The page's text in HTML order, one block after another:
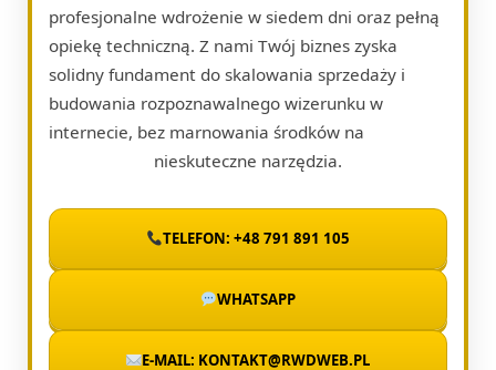
profesjonalne wdrożenie w siedem dni oraz pełną
opiekę techniczną. Z nami Twój biznes zyska
solidny fundament do skalowania sprzedaży i
budowania rozpoznawalnego wizerunku w
internecie, bez marnowania środków na
nieskuteczne narzędzia.
TELEFON: +48 791 891 105
WHATSAPP
E-MAIL: KONTAKT@RWDWEB.PL